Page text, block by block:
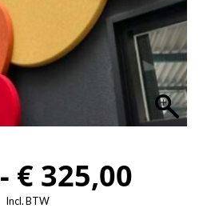
- € 325,00
Incl. BTW